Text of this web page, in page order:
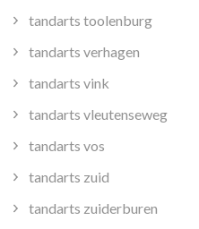
tandarts toolenburg
tandarts verhagen
tandarts vink
tandarts vleutenseweg
tandarts vos
tandarts zuid
tandarts zuiderburen